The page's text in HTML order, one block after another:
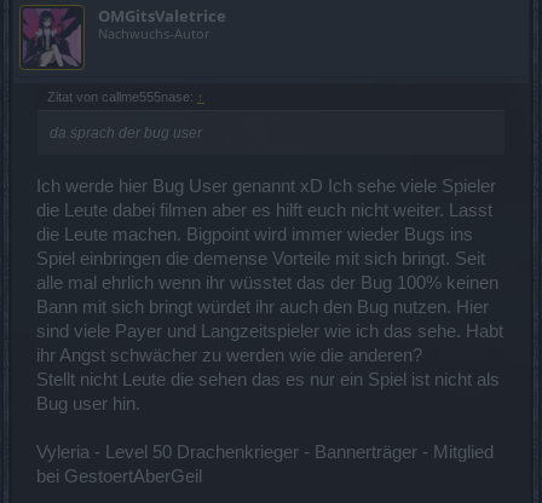
OMGitsValetrice
Nachwuchs-Autor
Zitat von callme555nase: ↑
da sprach der bug user
Ich werde hier Bug User genannt xD Ich sehe viele Spieler
die Leute dabei filmen aber es hilft euch nicht weiter. Lasst
die Leute machen. Bigpoint wird immer wieder Bugs ins
Spiel einbringen die demense Vorteile mit sich bringt. Seit
alle mal ehrlich wenn ihr wüsstet das der Bug 100% keinen
Bann mit sich bringt würdet ihr auch den Bug nutzen. Hier
sind viele Payer und Langzeitspieler wie ich das sehe. Habt
ihr Angst schwächer zu werden wie die anderen?
Stellt nicht Leute die sehen das es nur ein Spiel ist nicht als
Bug user hin.
Vyleria - Level 50 Drachenkrieger - Bannerträger - Mitglied
bei GestoertAberGeil